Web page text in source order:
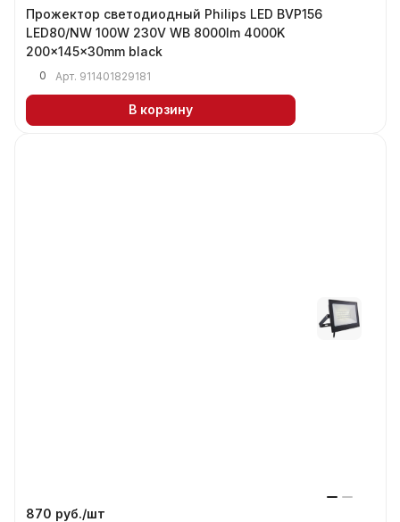
Прожектор светодиодный Philips LED BVP156
LED80/NW 100W 230V WB 8000lm 4000K
200x145x30mm black
0 Арт. 911401829181
В корзину
870 руб./шт